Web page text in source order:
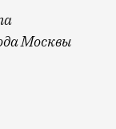
Москвы
День